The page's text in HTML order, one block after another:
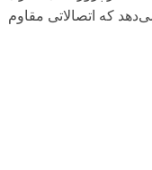
که اتصالاتی مقاوم